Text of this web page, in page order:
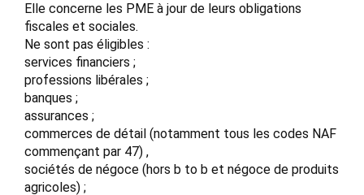
Elle concerne les PME à jour de leurs obligations
fiscales et sociales.
Ne sont pas éligibles :
services financiers ;
professions libérales ;
banques ;
assurances ;
commerces de détail (notamment tous les codes NAF
commençant par 47) ,
sociétés de négoce (hors b to b et négoce de produits
agricoles) ;